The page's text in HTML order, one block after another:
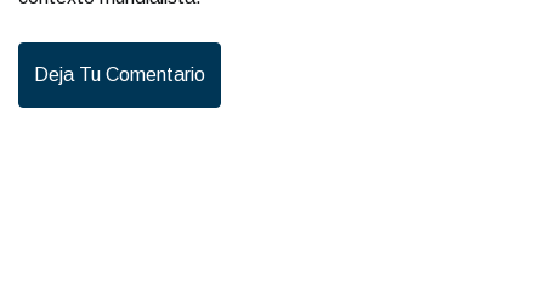
Deja Tu Comentario